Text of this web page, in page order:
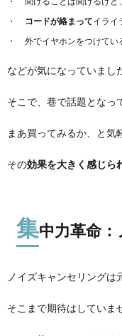
コードが絡まってイライ
外でイヤホンをつけてい
などが気になっていまし
そこで、巷で話題となっ
まあ買ってみるか、と気
その効果を大きく感じら
集中力革命
ノイズキャンセリングは
そこまで期待はしていま